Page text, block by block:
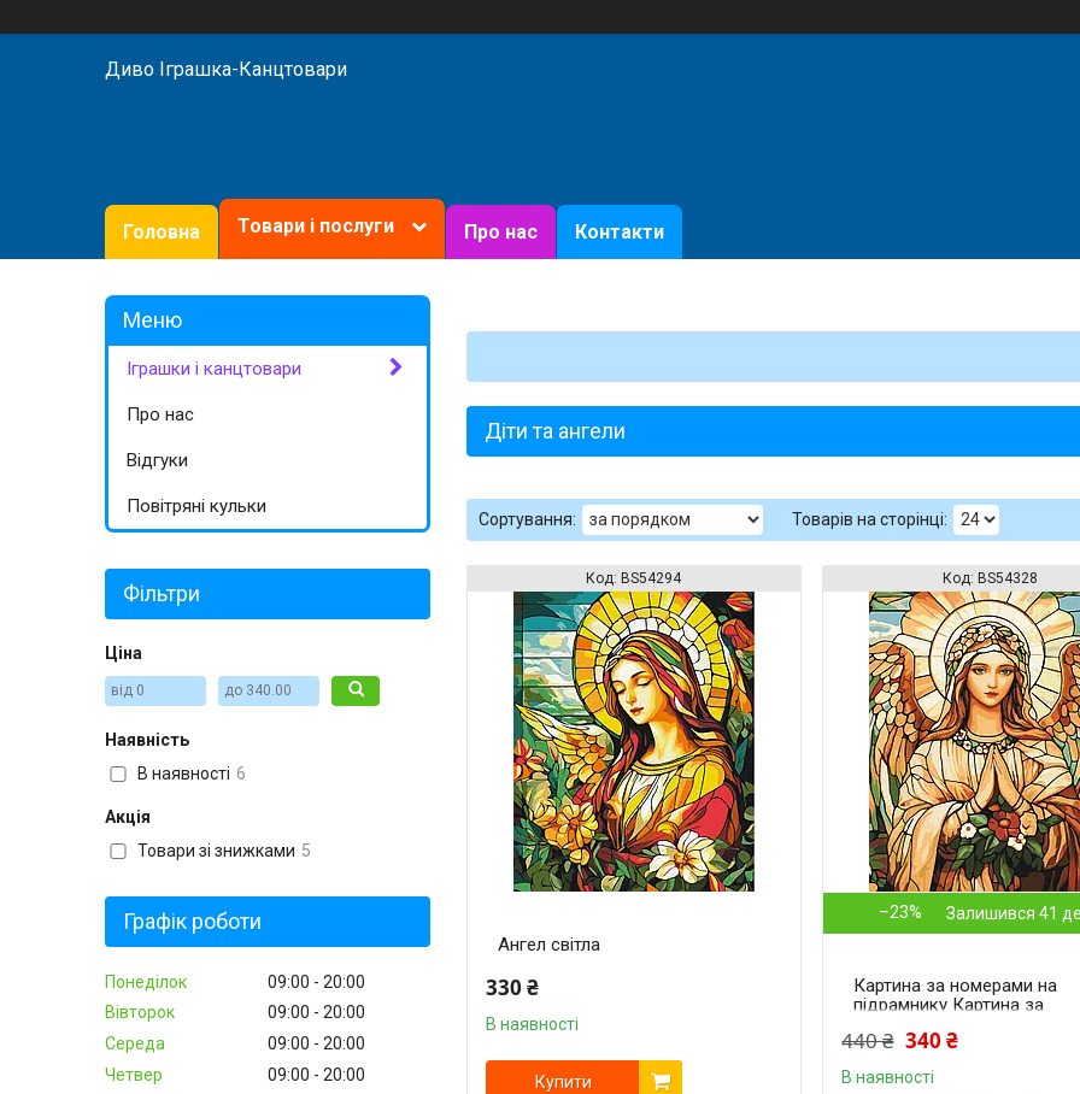
Диво Іграшка-Канцтовари
Головна Товари і послуги Про нас Контакти
Діти та ангели
BS54294
Ангел світла
330 ₴
В наявності
Купити
BS54328
–23% Залишився 41
Картина за номерами на
підрамнику Картина за
Небесний захист
440 ₴ 340 ₴
В наявності
Іграшки і канцтовари
Про нас
Відгуки
Повітряні кульки
Фільтри
Ціна
Наявність
В наявності 6
Акція
Товари зі знижками 5
Графік роботи
Понеділок 09:00
20:00
Вівторок
09:00
20:00
Середа
09:00
20:00
Четвер
09:00
20:00